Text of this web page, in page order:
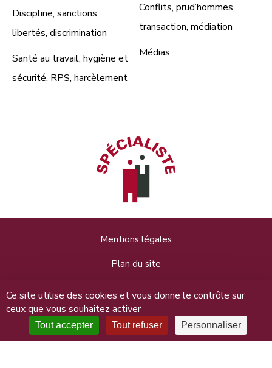
Ce site utilise des cookies et vous donne le contrôle sur
ceux que vous souhaitez activer
Tout accepter Tout refuser Personnaliser
Discipline, sanctions,
libertés, discrimination
Santé au travail, hygiène et
sécurité, RPS, harcèlement
Conflits, prud’hommes,
transaction, médiation
Médias
Mentions légales
Plan du site
Connexion